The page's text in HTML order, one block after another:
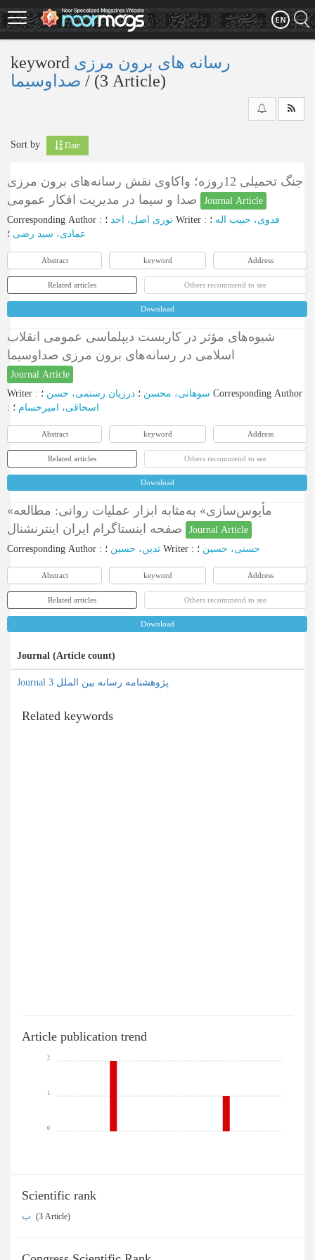
Skip
to
main
keyword رسانه های برون مرزی
‎/ (3 Article)
Sort by Date
جنگ تحمیلی 12روزه؛ واکاوی نقش رسانه‌های برون مرزی
Journal Article
Corresponding Author : نوری اصل، احد Writer : فدوی، حبیب اله ؛
عمادی، سید رضی ؛
Abstract keyword Address
Related articles Others recommend to see
Download
شیوه‌های مؤثر در کاربست دیپلماسی عمومی انقلاب
اسلامی در رسانه‌های برون مرزی صداوسیما
Journal Article
Writer : سوهانی، محسن ؛ درزیان رستمی، حسن
Corresponding Author
:
اسحاقی، امیرحسام ؛
Abstract keyword Address
Related articles Others recommend to see
Download
«مأیوس‌سازی» به‌مثابه ابزار عملیات روانی: مطالعه
Journal Article
Corresponding Author : تدین، حسین Writer : حسنی، حسین ؛
Abstract keyword Address
Related articles Others recommend to see
Download
Journal (Article count)
Journal پژوهشنامه رسانه بین الملل 3
Related keywords
Article publication trend
0
1
2
Scientific rank
‎ (3 Article)